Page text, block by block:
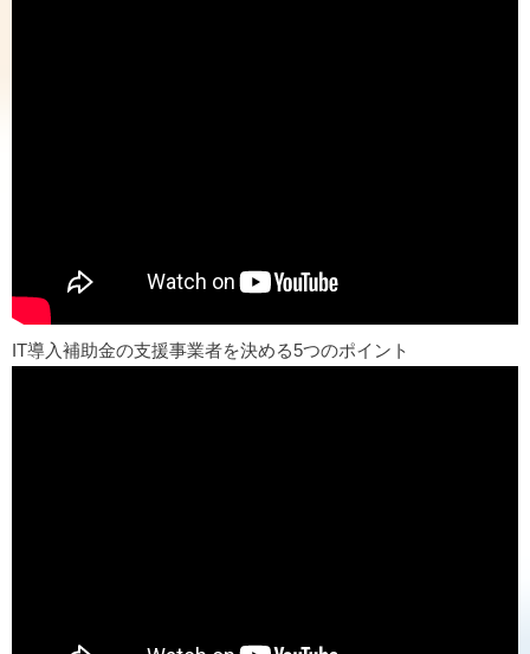
IT導入補助金の支援事業者を決める5つのポイント